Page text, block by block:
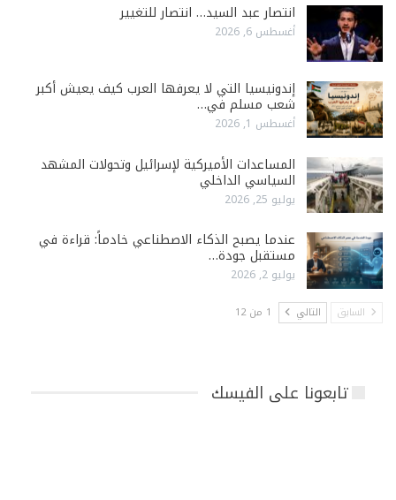
انتصار عبد السيد… انتصار للتغيير
أغسطس 6, 2026
إندونيسيا التي لا يعرفها العرب كيف يعيش أكبر
شعب مسلم في…
أغسطس 1, 2026
المساعدات الأميركية لإسرائيل وتحولات المشهد
السياسي الداخلي
يوليو 25, 2026
عندما يصبح الذكاء الاصطناعي خادماً: قراءة في
مستقبل جودة…
يوليو 2, 2026
السابق التالي 1 من 12
تابعونا على الفيسك